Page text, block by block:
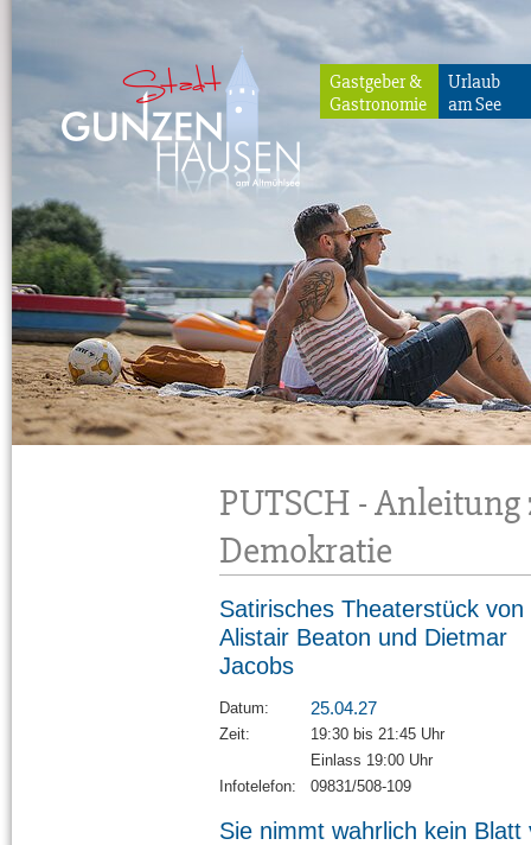
Gunzenhausen
Gastgeber &
Gastronomie
Urlaub
am See
PUTSCH -
Demokratie
Satirisches Theaterstück von
Alistair Beaton und Dietmar
Jacobs
Datum: 25.04.27
Zeit:
19:30 bis 21:45 Uhr
Einlass 19:00 Uhr
Infotelefon: 09831/508-109
Sie nimmt wahrlich kein